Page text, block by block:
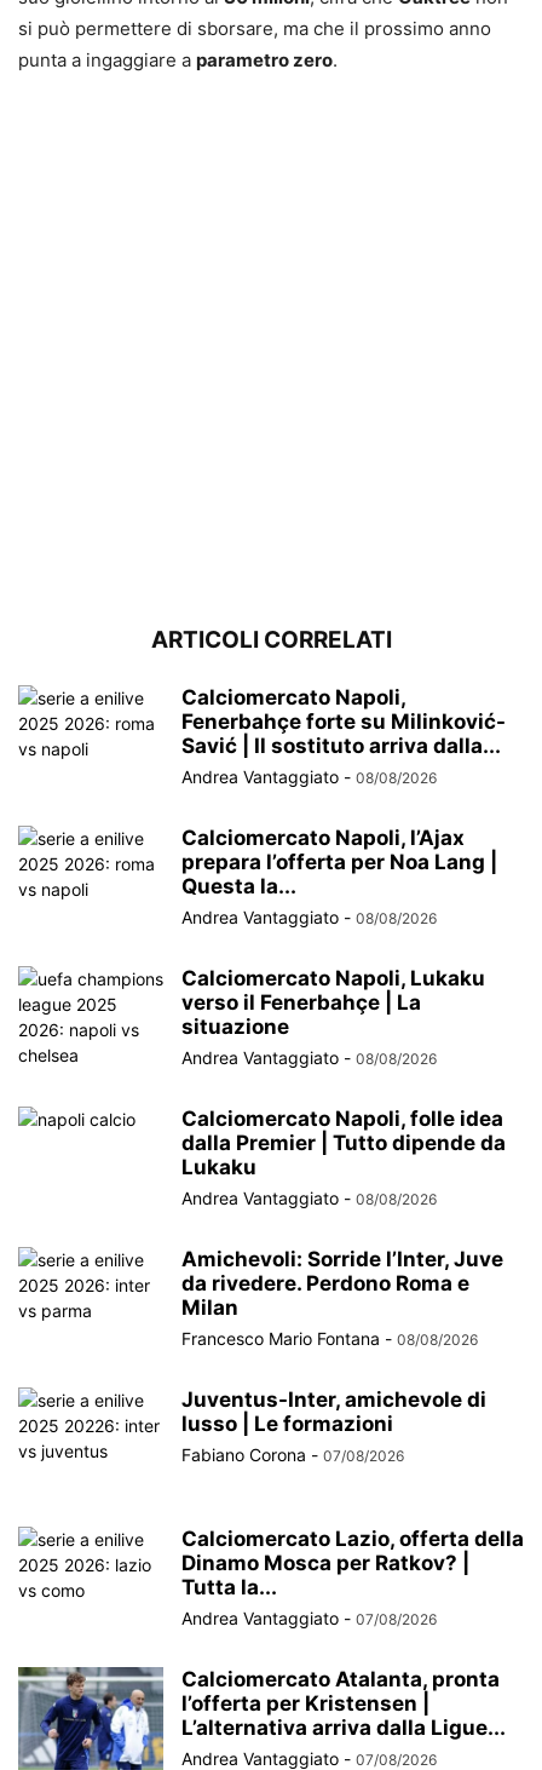
si può permettere di sborsare, ma che il prossimo anno
punta a ingaggiare a parametro zero.
ARTICOLI CORRELATI
Calciomercato Napoli,
Fenerbahçe forte su Milinković-
Savić | Il sostituto arriva dalla...
Andrea Vantaggiato - 08/08/2026
Calciomercato Napoli, l’Ajax
prepara l’offerta per Noa Lang |
Questa la...
Andrea Vantaggiato - 08/08/2026
Calciomercato Napoli, Lukaku
verso il Fenerbahçe | La
situazione
Andrea Vantaggiato - 08/08/2026
Calciomercato Napoli, folle idea
dalla Premier | Tutto dipende da
Lukaku
Andrea Vantaggiato - 08/08/2026
Amichevoli: Sorride l’Inter, Juve
da rivedere. Perdono Roma e
Milan
Francesco Mario Fontana - 08/08/2026
Juventus-Inter, amichevole di
lusso | Le formazioni
Fabiano Corona - 07/08/2026
Calciomercato Lazio, offerta della
Dinamo Mosca per Ratkov? |
Tutta la...
Andrea Vantaggiato - 07/08/2026
Calciomercato Atalanta, pronta
l’offerta per Kristensen |
L’alternativa arriva dalla Ligue...
Andrea Vantaggiato - 07/08/2026